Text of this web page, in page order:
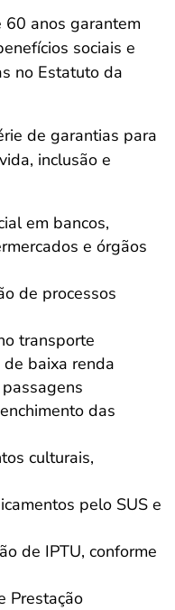
60 anos garantem
sociais e
no Estatuto da
de garantias para
inclusão e
em bancos,
e órgãos
de processos
transporte
baixa renda
das
culturais,
pelo SUS e
de IPTU, conforme
Prestação